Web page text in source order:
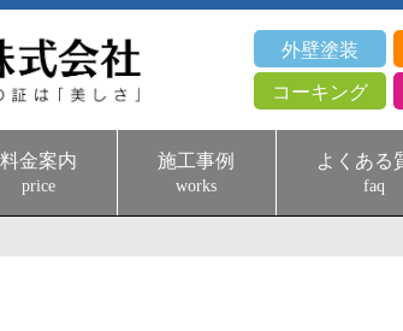
外壁塗装
コーキング
料金案内
price
施工事例
works
よくある
faq